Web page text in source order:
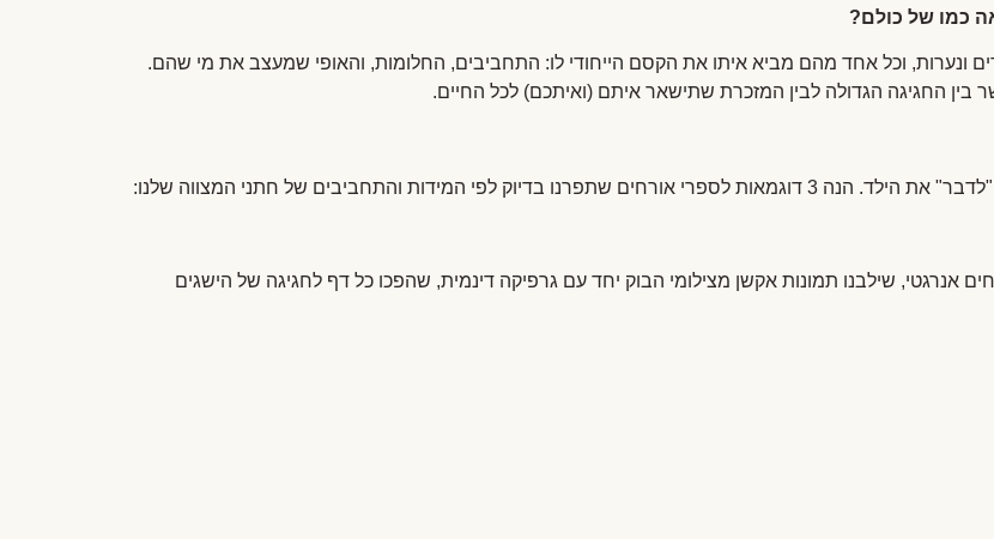
כמו של כולם?
ונערות, וכל אחד מהם מביא איתו את הקסם הייחודי לו: התחביבים, החלומות, והאופי שמעצב את מי שהם.
בין החגיגה הגדולה לבין המזכרת שתישאר איתם (ואיתכם) לכל החיים.
בדיוק לפי המידות והתחביבים של חתני המצווה שלנו:
אנרגטי, שילבנו תמונות אקשן מצילומי הבוק יחד עם גרפיקה דינמית, שהפכו כל דף לחגיגה של הישגים